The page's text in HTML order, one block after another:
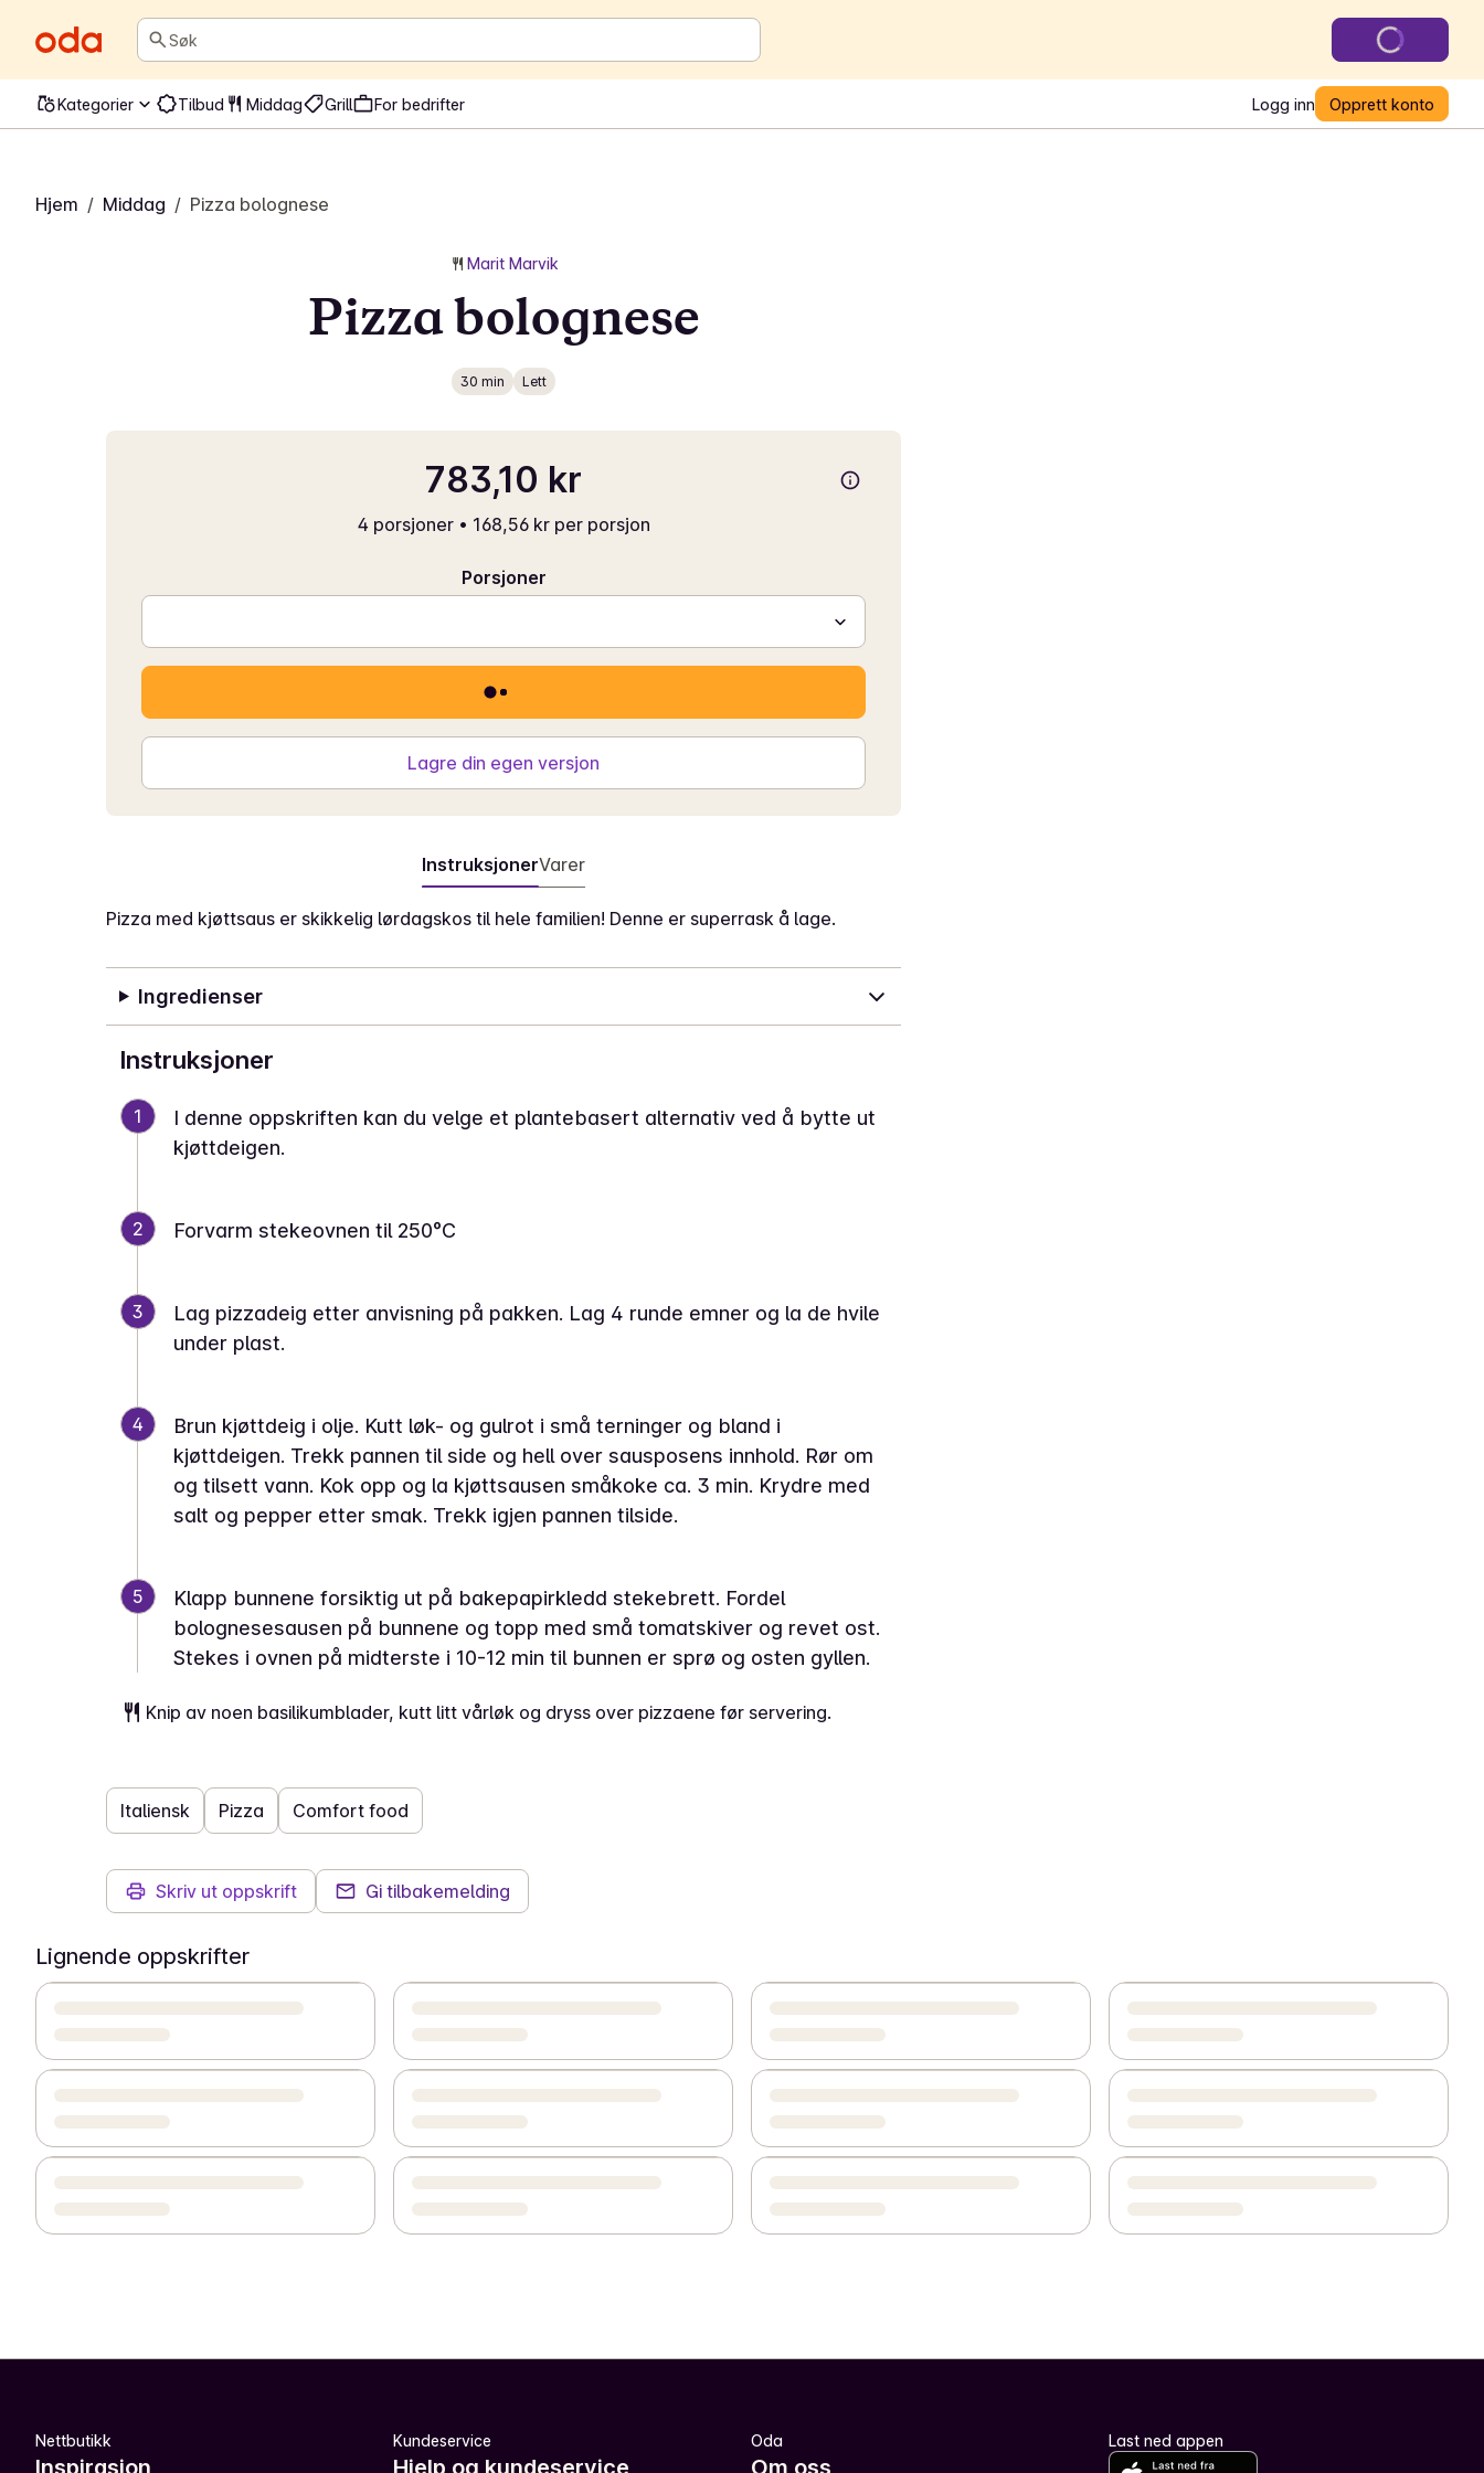
Søk
Kategorier Tilbud Middag Grill For bedrifter Logg inn Opprett konto
Hjem / Middag / Pizza bolognese
Marit Marvik
Pizza bolognese
30 min Lett
783,10 kr
4 porsjoner • 168,56 kr per porsjon
Porsjoner
Lagre din egen versjon
InstruksjonerVarer
Pizza med kjøttsaus er skikkelig lørdagskos til hele familien! Denne er superrask å lage.
Ingredienser
Instruksjoner
1
I denne oppskriften kan du velge et plantebasert alternativ ved å bytte ut
kjøttdeigen.
2 Forvarm stekeovnen til 250°C
3
Lag pizzadeig etter anvisning på pakken. Lag 4 runde emner og la de hvile
under plast.
4
Brun kjøttdeig i olje. Kutt løk- og gulrot i små terninger og bland i
kjøttdeigen. Trekk pannen til side og hell over sausposens innhold. Rør om
og tilsett vann. Kok opp og la kjøttsausen småkoke ca. 3 min. Krydre med
salt og pepper etter smak. Trekk igjen pannen tilside.
5
Klapp bunnene forsiktig ut på bakepapirkledd stekebrett. Fordel
bolognesesausen på bunnene og topp med små tomatskiver og revet ost.
Stekes i ovnen på midterste i 10-12 min til bunnen er sprø og osten gyllen.
Knip av noen basilikumblader, kutt litt vårløk og dryss over pizzaene før servering.
Italiensk Pizza Comfort food
Skriv ut oppskrift Gi tilbakemelding
Lignende oppskrifter
Nettbutikk
Inspirasjon
Kundeservice
Hjelp og kundeservice
Oda
Om oss
Last ned appen